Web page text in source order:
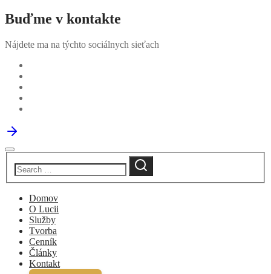
Buďme v kontakte
Nájdete ma na týchto sociálnych sieťach
Domov
O Lucii
Služby
Tvorba
Cenník
Články
Kontakt